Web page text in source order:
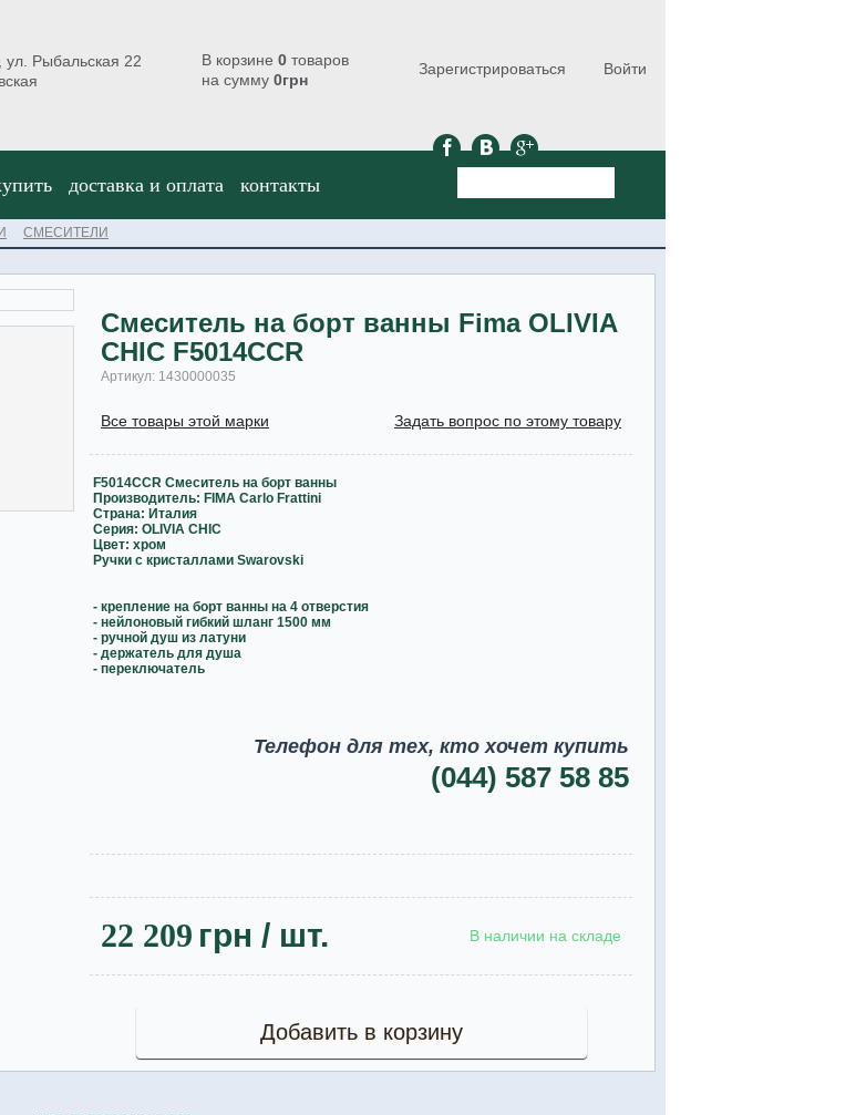
ул. Рыбальская 22
В корзине 0 товаров
на сумму 0грн
Зарегистрироваться Войти
доставка и оплата контакты
СМЕСИТЕЛИ
Смеситель на борт ванны Fima OLIVIA
CHIC F5014CCR
Артикул: 1430000035
Все товары этой марки Задать вопрос по этому товару
F5014CCR Смеситель на борт ванны
Производитель: FIMA Carlo Frattini
Страна: Италия
Серия: OLIVIA CHIC
Цвет: хром
Ручки с кристаллами Swarovski
- крепление на борт ванны на 4 отверстия
- нейлоновый гибкий шланг 1500 мм
- ручной душ из латуни
- держатель для душа
- переключатель
Телефон для тех, кто хочет купить
(044) 587 58 85
22 209 грн / шт. В наличии на складе
Добавить в корзину